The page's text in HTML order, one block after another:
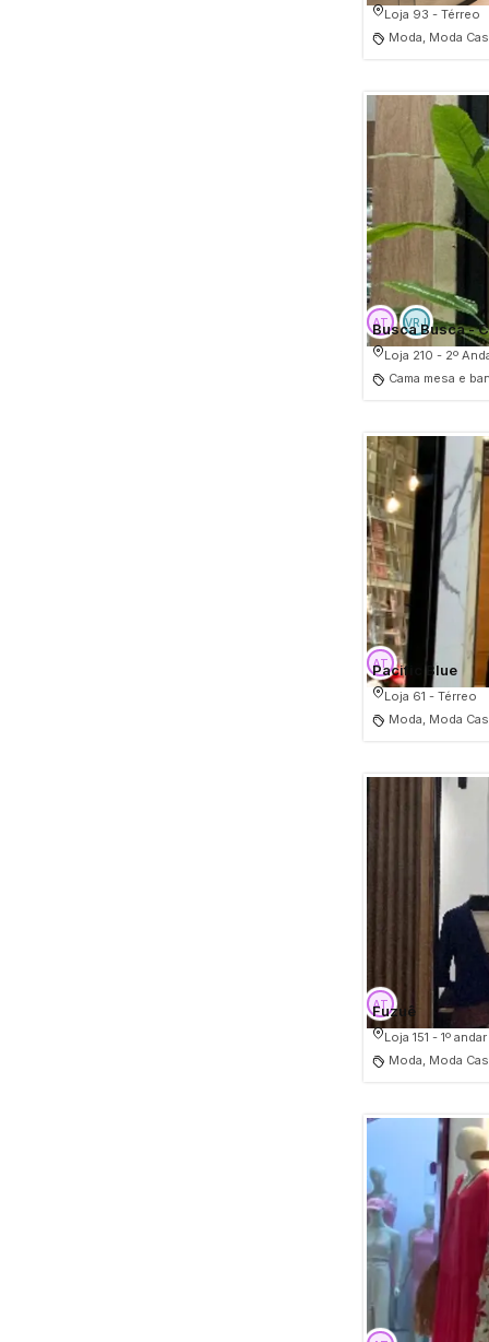
Loja 93 - Térreo
Moda, Moda
Busca Busca -
Loja 210 - 2º
Pacific Blue
Loja 61 - Térreo
Moda, Moda
Fuzuê
Loja 151 - 1º andar
Moda, Moda